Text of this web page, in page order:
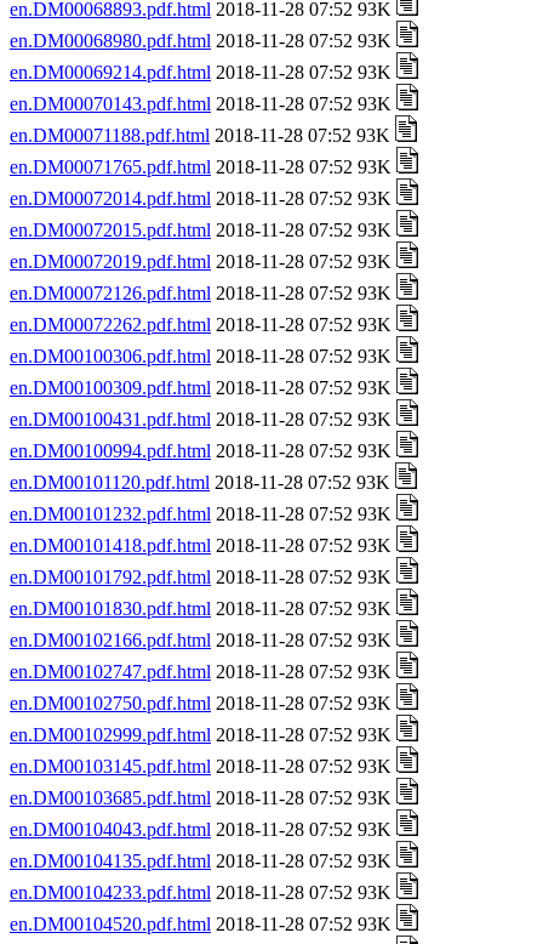
en.DM00068893.pdf.html 2018-11-28 07:52 93K
en.DM00068980.pdf.html 2018-11-28 07:52 93K
en.DM00069214.pdf.html 2018-11-28 07:52 93K
en.DM00070143.pdf.html 2018-11-28 07:52 93K
en.DM00071188.pdf.html 2018-11-28 07:52 93K
en.DM00071765.pdf.html 2018-11-28 07:52 93K
en.DM00072014.pdf.html 2018-11-28 07:52 93K
en.DM00072015.pdf.html 2018-11-28 07:52 93K
en.DM00072019.pdf.html 2018-11-28 07:52 93K
en.DM00072126.pdf.html 2018-11-28 07:52 93K
en.DM00072262.pdf.html 2018-11-28 07:52 93K
en.DM00100306.pdf.html 2018-11-28 07:52 93K
en.DM00100309.pdf.html 2018-11-28 07:52 93K
en.DM00100431.pdf.html 2018-11-28 07:52 93K
en.DM00100994.pdf.html 2018-11-28 07:52 93K
en.DM00101120.pdf.html 2018-11-28 07:52 93K
en.DM00101232.pdf.html 2018-11-28 07:52 93K
en.DM00101418.pdf.html 2018-11-28 07:52 93K
en.DM00101792.pdf.html 2018-11-28 07:52 93K
en.DM00101830.pdf.html 2018-11-28 07:52 93K
en.DM00102166.pdf.html 2018-11-28 07:52 93K
en.DM00102747.pdf.html 2018-11-28 07:52 93K
en.DM00102750.pdf.html 2018-11-28 07:52 93K
en.DM00102999.pdf.html 2018-11-28 07:52 93K
en.DM00103145.pdf.html 2018-11-28 07:52 93K
en.DM00103685.pdf.html 2018-11-28 07:52 93K
en.DM00104043.pdf.html 2018-11-28 07:52 93K
en.DM00104135.pdf.html 2018-11-28 07:52 93K
en.DM00104233.pdf.html 2018-11-28 07:52 93K
en.DM00104520.pdf.html 2018-11-28 07:52 93K